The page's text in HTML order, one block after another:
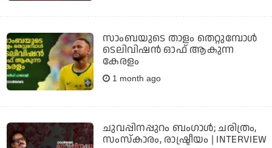
സാംബയുടെ താളം തെറ്റുമ്പോള്‍
ടെലിവിഷന്‍ ഓഫ് ആകുന്ന
കേരളം
1 month ago
ചുവപ്പിനപ്പുറം ബംഗാള്‍; ചരിത്രം,
സംസ്‌കാരം, രാഷ്ട്രീയം | INTERVIEW